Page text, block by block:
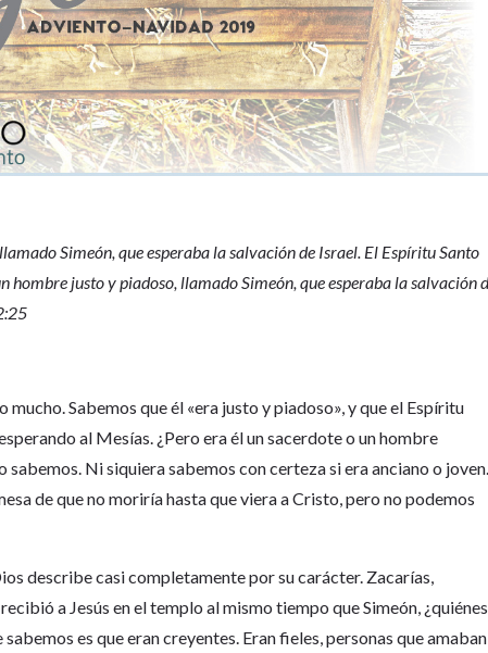
Simeón, que esperaba la salvación de Israel. El Espíritu Santo
hombre justo y piadoso, llamado Simeón, que esperaba la salvación
Sabemos que él «era justo y piadoso», y que el Espíritu
al Mesías. ¿Pero era él un sacerdote o un hombre
sabemos. Ni siquiera sabemos con certeza si era anciano o
de que no moriría hasta que viera a Cristo, pero no podemos
describe casi completamente por su carácter. Zacarías,
a Jesús en el templo al mismo tiempo que Simeón, ¿quiénes
es que eran creyentes. Eran fieles, personas que amaban